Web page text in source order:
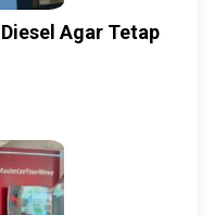
Agar Tetap